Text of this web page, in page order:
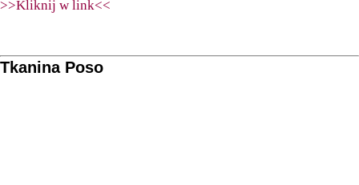
>>Kliknij w link<<
Tkanina Poso